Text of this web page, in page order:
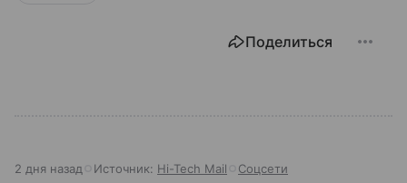
Поделиться
2 дня назад Источник: Hi-Tech Mail Соцсети